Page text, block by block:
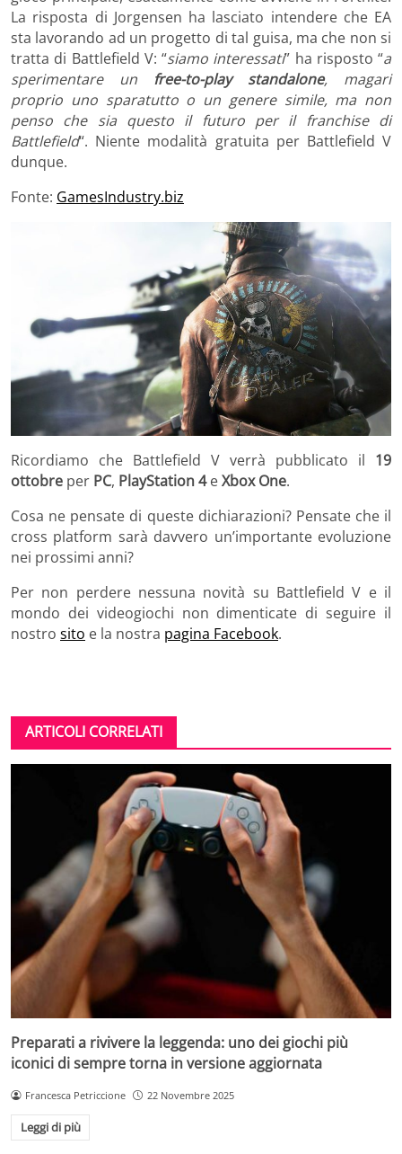
La risposta di Jorgensen ha lasciato intendere che EA
sta lavorando ad un progetto di tal guisa, ma che non si
tratta di Battlefield V: “siamo interessati” ha risposto “a
sperimentare un free-to-play standalone, magari
proprio uno sparatutto o un genere simile, ma non
penso che sia questo il futuro per il franchise di
Battlefield“. Niente modalità gratuita per Battlefield V
dunque.
Fonte: GamesIndustry.biz
Ricordiamo che Battlefield V verrà pubblicato il 19
ottobre per PC, PlayStation 4eXbox One.
Cosa ne pensate di queste dichiarazioni? Pensate che il
cross platform sarà davvero un’importante evoluzione
nei prossimi anni?
Per non perdere nessuna novità su Battlefield V e il
mondo dei videogiochi non dimenticate di seguire il
nostro sito e la nostra pagina Facebook.
ARTICOLI CORRELATI
Preparati a rivivere la leggenda: uno dei giochi più
iconici di sempre torna in versione aggiornata
Francesca Petriccione 22 Novembre 2025
Leggi di più